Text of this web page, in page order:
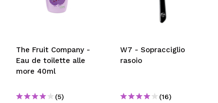
The Fruit Company -
Eau de toilette alle
more 40ml
(5)
W7 - Sopracciglio
rasoio
(16)